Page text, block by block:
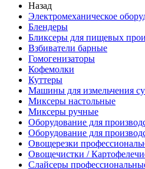
Назад
Электромеханическое
Блендеры
Бликсеры для пищевых
Взбиватели барные
Гомогенизаторы
Кофемолки
Куттеры
Машины для измельчения
Миксеры настольные
Миксеры ручные
Оборудование для
Оборудование для
Овощерезки
Овощечистки /
Слайсеры